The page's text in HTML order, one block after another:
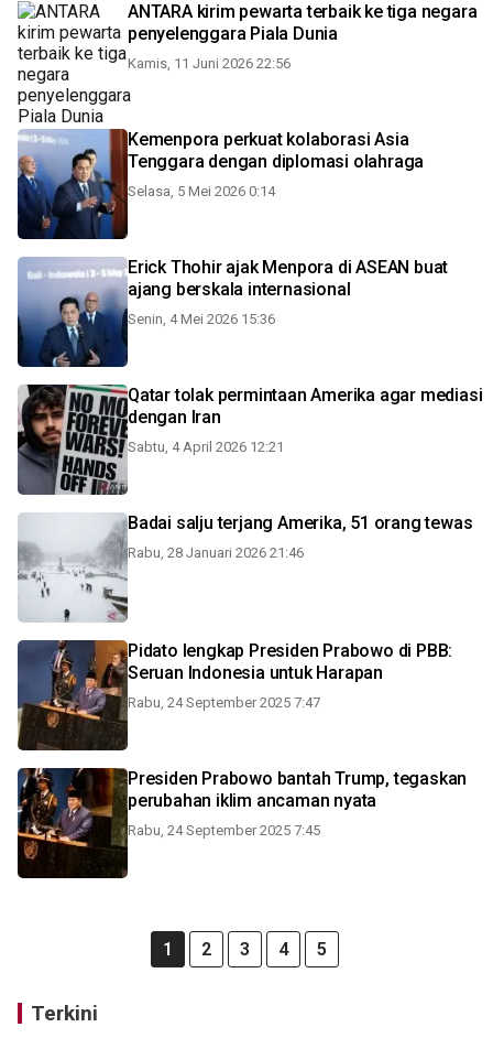
ANTARA kirim pewarta terbaik ke tiga negara
penyelenggara Piala Dunia
Kamis, 11 Juni 2026 22:56
Kemenpora perkuat kolaborasi Asia
Tenggara dengan diplomasi olahraga
Selasa, 5 Mei 2026 0:14
Erick Thohir ajak Menpora di ASEAN buat
ajang berskala internasional
Senin, 4 Mei 2026 15:36
Qatar tolak permintaan Amerika agar mediasi
dengan Iran
Sabtu, 4 April 2026 12:21
Badai salju terjang Amerika, 51 orang tewas
Rabu, 28 Januari 2026 21:46
Pidato lengkap Presiden Prabowo di PBB:
Seruan Indonesia untuk Harapan
Rabu, 24 September 2025 7:47
Presiden Prabowo bantah Trump, tegaskan
perubahan iklim ancaman nyata
Rabu, 24 September 2025 7:45
1 2 3 4 5
Terkini